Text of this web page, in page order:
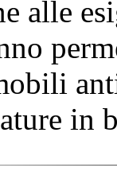
alle
in